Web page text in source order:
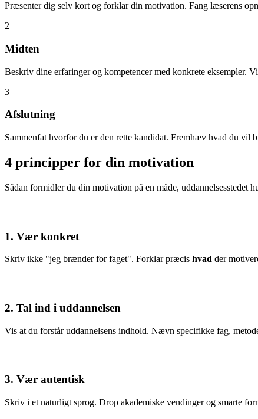
Præsenter dig selv kort og forklar din motivation. Fang læserens
2
Midten
Beskriv dine erfaringer og kompetencer med konkrete eksempler.
3
Afslutning
Sammenfat hvorfor du er den rette kandidat. Fremhæv hvad du vil
4 principper for din motivation
Sådan formidler du din motivation på en måde, uddannelsesstedet
1. Vær konkret
Skriv ikke "jeg brænder for faget". Forklar præcis hvad der
2. Tal ind i uddannelsen
Vis at du forstår uddannelsens indhold. Nævn specifikke fag,
3. Vær autentisk
Skriv i et naturligt sprog. Drop akademiske vendinger og smarte